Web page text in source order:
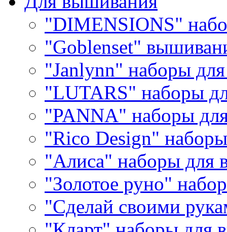
"DIMENSIONS"
"Goblenset"
"Janlynn" наборы
"LUTARS" наборы
"PANNA" наборы
"Rico Design"
"Алиса" наборы для
"Золотое руно"
"Сделай своими